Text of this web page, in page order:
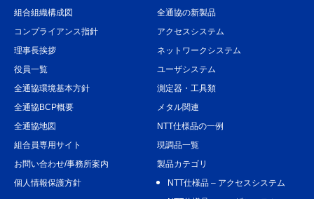
組合組織構成図
コンプライアンス指針
理事長挨拶
役員一覧
全通協環境基本方針
全通協BCP概要
全通協地図
組合員専用サイト
全通協の新製品
アクセスシステム
ネットワークシステム
ユーザシステム
測定器・工具類
メタル関連
NTT仕様品の一例
現調品一覧
お問い合わせ/事務所案内
個人情報保護方針
製品カテゴリ
NTT仕様品 – アクセスシステム